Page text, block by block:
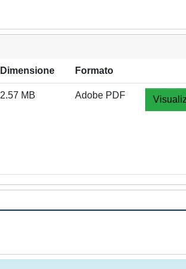
Dimensione Formato
2.57 MB Adobe PDF